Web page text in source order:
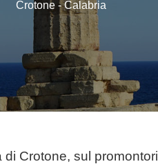
Crotone - Calabria
Crotone, sul